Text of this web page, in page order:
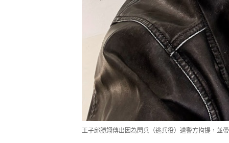
王子邱勝翊傳出因為閃兵（逃兵役）遭警方拘提，並